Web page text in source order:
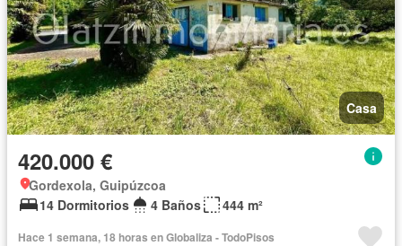
Casa
420.000 €
Gordexola, Guipúzcoa
14 Dormitorios
4 Baños 444 m²
Hace 1 semana, 18 horas en Globaliza - TodoPisos